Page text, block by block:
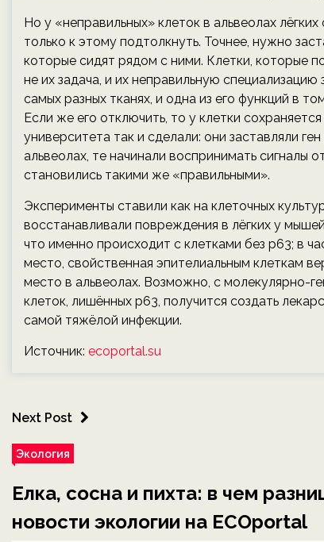
Но у «неправильных» клеток в альвеолах
только к этому подтолкнуть. Точнее, нужно
которые сидят рядом с ними. Клетки, которые
не их задача, и их неправильную
самых разных тканях, и одна из его функций в
Если же его отключить, то у клетки
университета так и сделали: они заставляли
альвеолах, те начинали воспринимать сигналы
становились такими же «правильными».
Эксперименты ставили как на клеточных
восстанавливали повреждения в лёгких у
что именно происходит с клетками без р63; в
место, свойственная эпителиальным клеткам
место в альвеолах. Возможно, с молекулярно-
клеток, лишённых р63, получится создать
самой тяжёлой инфекции.
Источник: ecoportal.su
Next Post
Экология
Елка, сосна и пихта: в чем
новости экологии на ECOportal